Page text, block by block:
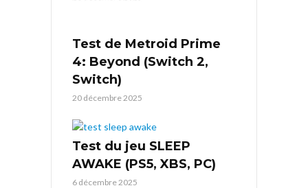
Test de Metroid Prime
4: Beyond (Switch 2,
Switch)
20 décembre 2025
Test du jeu SLEEP
AWAKE (PS5, XBS, PC)
6 décembre 2025